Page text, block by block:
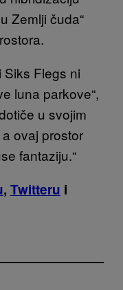
Zemlji čuda“
.
Siks Flegs ni
luna parkove“,
u svojim
ovaj prostor
fantaziju.“
, Twitteru i